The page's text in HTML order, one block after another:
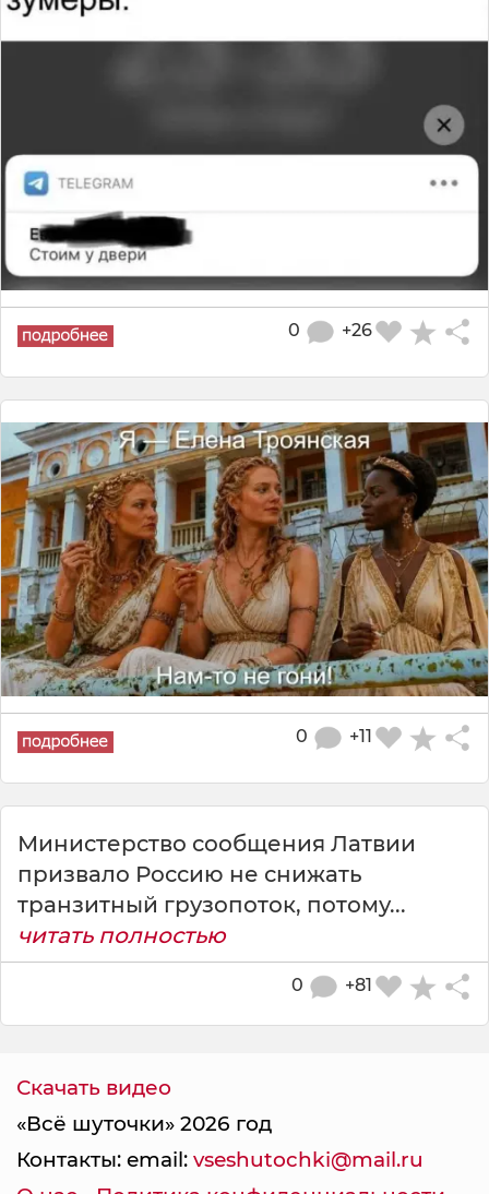
+26
0
+11
0
Министерство сообщения Латвии
призвало Россию не снижать
транзитный грузопоток, потому...
читать полностью
+81
0
Скачать видео
«Всё шуточки» 2026 год
Контакты: email: vseshutochki@mail.ru